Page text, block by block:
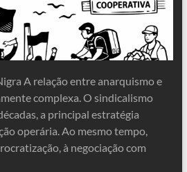
A relação entre anarquismo e
complexa. O sindicalismo
a principal estratégia
operária. Ao mesmo tempo,
à negociação com